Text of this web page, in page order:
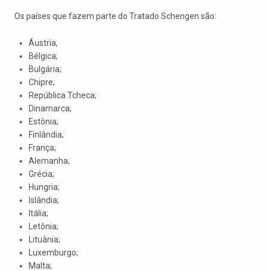
Os países que fazem parte do Tratado Schengen são:
Áustria,
Bélgica;
Bulgária;
Chipre;
República Tcheca;
Dinamarca;
Estônia;
Finlândia;
França;
Alemanha;
Grécia;
Hungria;
Islândia;
Itália;
Letônia;
Lituânia;
Luxemburgo;
Malta;